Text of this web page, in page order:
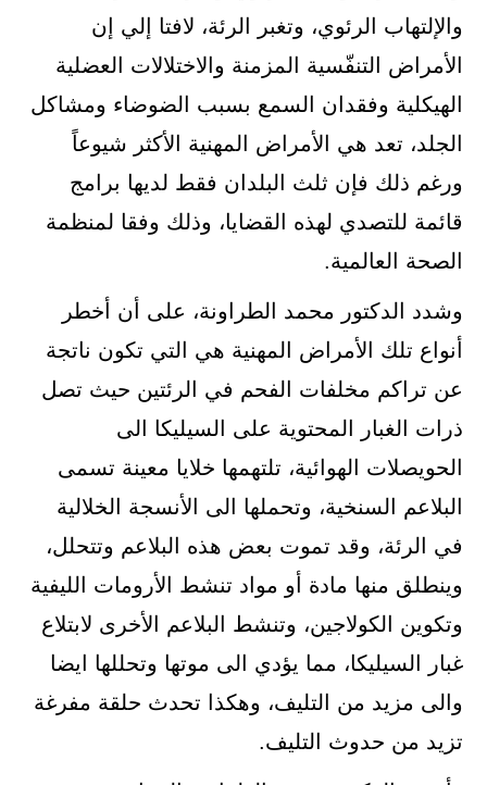
والإلتهاب الرئوي، وتغبر الرئة، لافتا إلي إن
الأمراض التنفّسية المزمنة والاختلالات العضلية
الهيكلية وفقدان السمع بسبب الضوضاء ومشاكل
الجلد، تعد هي الأمراض المهنية الأكثر شيوعاً
ورغم ذلك فإن ثلث البلدان فقط لديها برامج
قائمة للتصدي لهذه القضايا، وذلك وفقا لمنظمة
الصحة العالمية.
وشدد الدكتور محمد الطراونة، على أن أخطر
أنواع تلك الأمراض المهنية هي التي تكون ناتجة
عن تراكم مخلفات الفحم في الرئتين حيث تصل
ذرات الغبار المحتوية على السيليكا الى
الحويصلات الهوائية، تلتهمها خلايا معينة تسمى
البلاعم السنخية، وتحملها الى الأنسجة الخلالية
في الرئة، وقد تموت بعض هذه البلاعم وتتحلل،
وينطلق منها مادة أو مواد تنشط الأرومات الليفية
وتكوين الكولاجين، وتنشط البلاعم الأخرى لابتلاع
غبار السيليكا، مما يؤدي الى موتها وتحللها ايضا
والى مزيد من التليف، وهكذا تحدث حلقة مفرغة
تزيد من حدوث التليف.